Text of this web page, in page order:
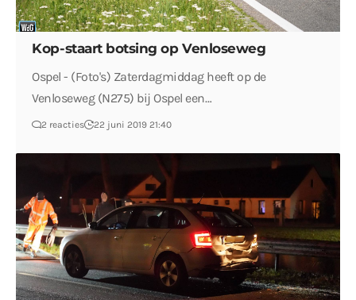
Kop-staart botsing op Venloseweg
Ospel - (Foto's) Zaterdagmiddag heeft op de
Venloseweg (N275) bij Ospel een…
2 reacties 22 juni 2019 21:40